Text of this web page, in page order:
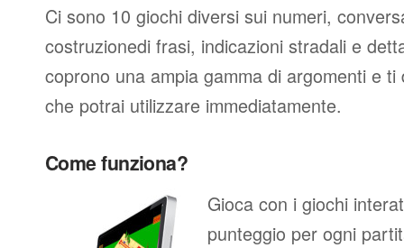
Ci sono 10 giochi diversi sui numeri,
costruzionedi frasi, indicazioni stradali e
coprono una ampia gamma di argomenti e
che potrai utilizzare immediatamente.
Come funziona?
Gioca con i giochi
punteggio per ogni